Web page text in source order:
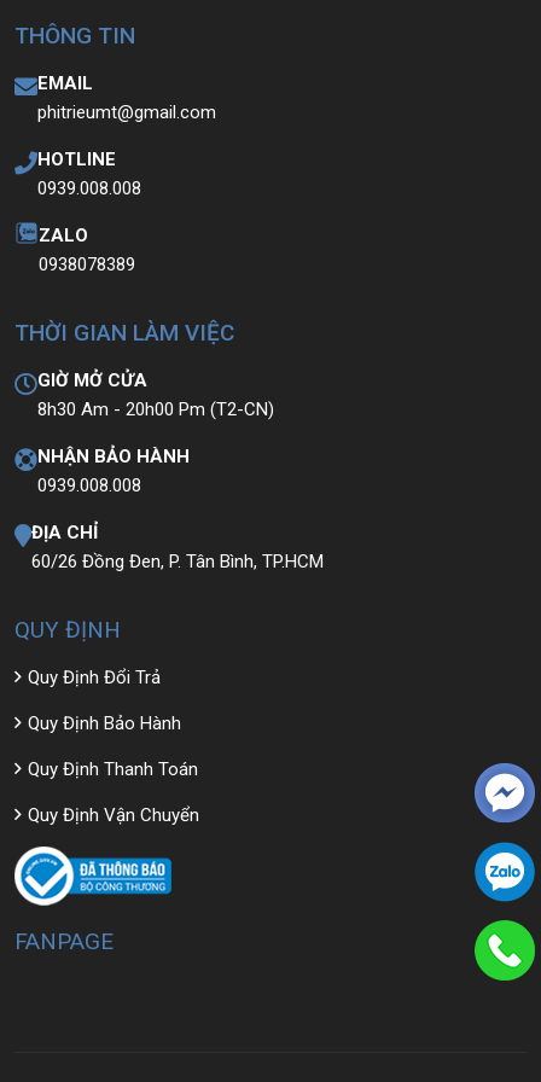
THÔNG TIN
EMAIL
phitrieumt@gmail.com
HOTLINE
0939.008.008
ZALO
0938078389
THỜI GIAN LÀM VIỆC
GIỜ MỞ CỬA
8h30 Am - 20h00 Pm (T2-CN)
NHẬN BẢO HÀNH
0939.008.008
ĐỊA CHỈ
60/26 Đồng Đen, P. Tân Bình, TP.HCM
QUY ĐỊNH
Quy Định Đổi Trả
Quy Định Bảo Hành
Quy Định Thanh Toán
Quy Định Vận Chuyển
FANPAGE